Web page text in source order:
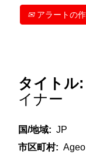
アラートの
タイトル:
イナー
国/地域: JP
市区町村: Ageo